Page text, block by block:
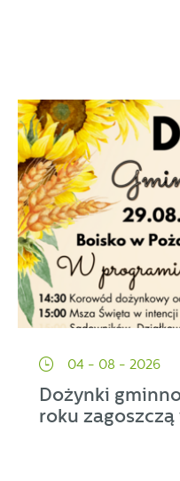
04 - 08 - 2026
Dożynki
roku